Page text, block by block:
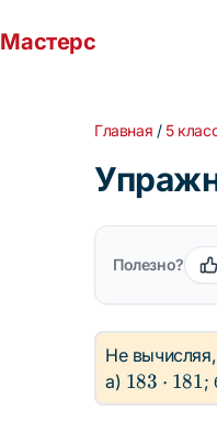
Мастерс
Главная / 5
Полезно?
Не
а) 183
\cdot
183 ⋅ 181;